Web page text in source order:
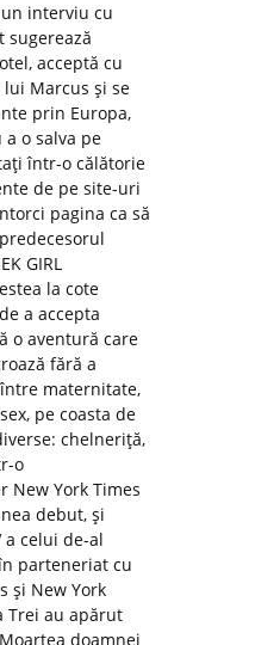
interviu cu
sugerează
acceptă cu
Marcus și se
prin Europa,
o salva pe
într-o călătorie
de pe site-uri
pagina ca să
GIRL
la cote
a accepta
o aventură care
fără a
maternitate,
pe coasta de
chelneriță,
o
New York Times
debut, și
a celui de-al
parteneriat cu
și New York
Trei au apărut
doamnei